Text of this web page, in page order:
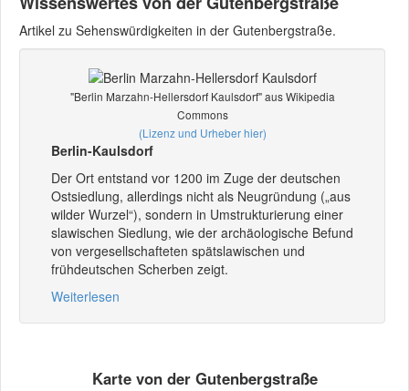
Artikel zu Sehenswürdigkeiten in der Gutenbergstraße.
"Berlin Marzahn-Hellersdorf Kaulsdorf" aus Wikipedia
Commons
(Lizenz und Urheber hier)
Berlin-Kaulsdorf
Der Ort entstand vor 1200 im Zuge der deutschen
Ostsiedlung, allerdings nicht als Neugründung („aus
wilder Wurzel“), sondern in Umstrukturierung einer
slawischen Siedlung, wie der archäologische Befund
von vergesellschafteten spätslawischen und
frühdeutschen Scherben zeigt.
Weiterlesen
Karte von der Gutenbergstraße